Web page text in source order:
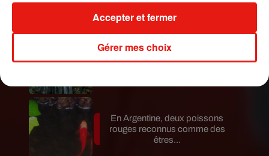
Au Portugal, une forêt est
désormais certifiée pour ses
En Argentine, deux poissons
rouges reconnus comme des
êtres...
Gérer mes choix
Accepter et fermer